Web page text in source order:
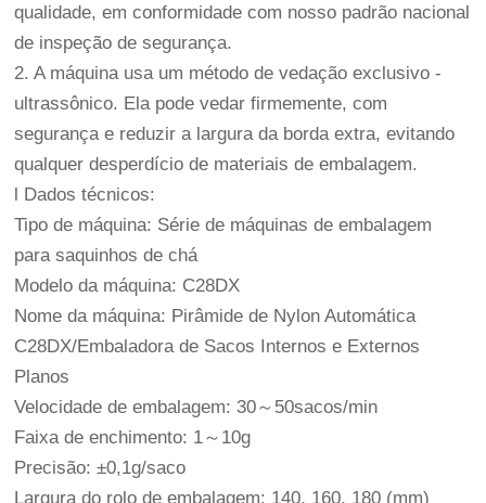
qualidade, em conformidade com nosso padrão nacional
de inspeção de segurança.
2. A máquina usa um método de vedação exclusivo -
ultrassônico. Ela pode vedar firmemente, com
segurança e reduzir a largura da borda extra, evitando
qualquer desperdício de materiais de embalagem.
l Dados técnicos:
Tipo de máquina: Série de máquinas de embalagem
para saquinhos de chá
Modelo da máquina: C28DX
Nome da máquina: Pirâmide de Nylon Automática
C28DX/Embaladora de Sacos Internos e Externos
Planos
Velocidade de embalagem: 30～50sacos/min
Faixa de enchimento: 1～10g
Precisão: ±0,1g/saco
Largura do rolo de embalagem: 140, 160, 180 (mm)